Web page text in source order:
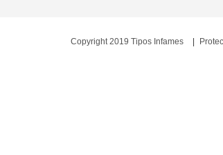
Copyright 2019 Tipos Infames